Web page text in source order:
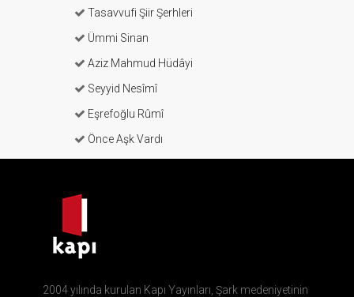
Tasavvufi Şiir Şerhleri
Ümmi Sinan
Aziz Mahmud Hüdâyi
Seyyid Nesîmî
Eşrefoğlu Rûmî
Önce Aşk Vardı
2004 yılında kurulan Kapı Yayınları, Şark medeniyetinin